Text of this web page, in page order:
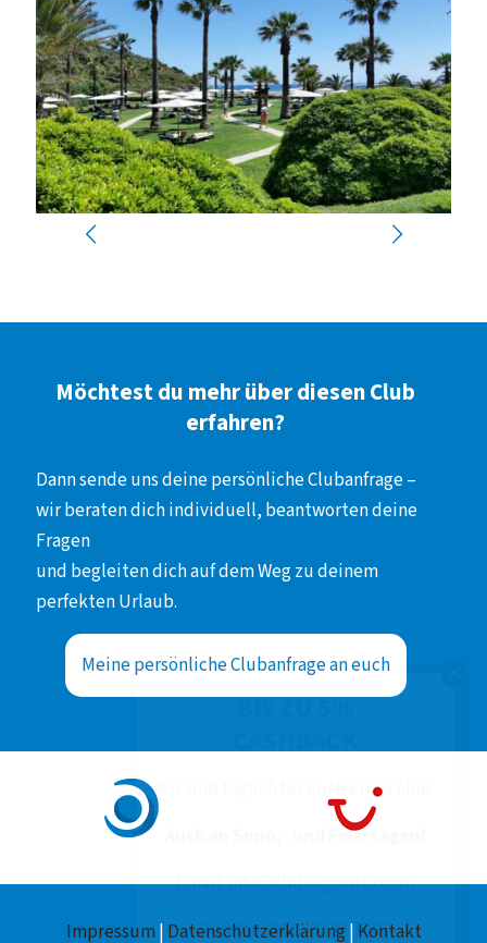
Möchtest du mehr über diesen Club
erfahren?
Dann sende uns deine persönliche Clubanfrage –
wir beraten dich individuell, beantworten deine
Fragen
und begleiten dich auf dem Weg zu deinem
perfekten Urlaub.
Meine persönliche Clubanfrage an euch
Impressum | Datenschutzerklärung| Kontakt
BIS ZU 5%
CASHBACK
Wir sind täglich für euch erreichbar:
Auch an Sonn,- und Feiertagen!
Email: info@club-agentur.com
Telefon: 040 – 33 35 77 07